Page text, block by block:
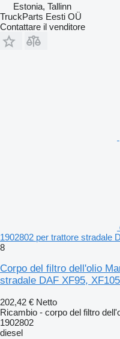
Estonia, Tallinn
TruckParts Eesti OÜ
Contattare il venditore
1902802 per trattore stradale
8
Corpo del filtro dell'olio
stradale DAF XF95,
202,42 € Netto
Ricambio - corpo del filtro
1902802
diesel